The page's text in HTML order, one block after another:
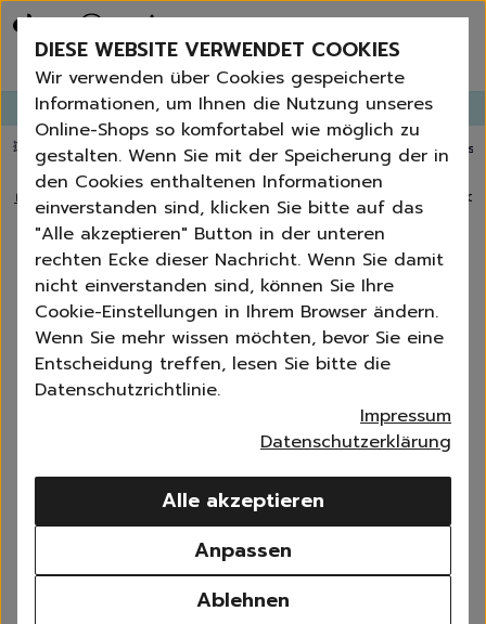
Bestseller
Angebote der Woche
Neu
Essentials für dein Zuhause
Universal & Ökoprodukte
Spring by Jenna
Sets
Reiniger
Küche
Bad | WC
Fenster | Glas | Spiegel
Möbelreiniger
Bodenreiniger
Wischmopps | Besen |
Außenreiniger
Bürsten
Zubehör
Nature All - Öko Reinigung
Waschen
Weißwäsche
Buntwäsche
Schwarzwäsche
Sportwäsche
Erneut bestellen
GANGLETTERabonnieren undbis zu 30%Rabatt erhalten!
💥 Fugenbürste gratis ab 60 € Bestellwert⭐️ 4,8 TrustPilot score📦
🏠 › Sprühen mit Stil: 5 clevere Wege, cleangang-
Sprühen mit Stil: 5 clevere Wege,
cleangang-Produkte kreativ
einzusetzen
Catrin Jungs-Ziecik 11-04-2025
DIESE WEBSITE VERWENDET COOKIES
Wir verwenden über Cookies gespeicherte
Informationen, um Ihnen die Nutzung unseres
Online-Shops so komfortabel wie möglich zu
gestalten. Wenn Sie mit der Speicherung der in
den Cookies enthaltenen Informationen
einverstanden sind, klicken Sie bitte auf das
"Alle akzeptieren" Button in der unteren
rechten Ecke dieser Nachricht. Wenn Sie damit
nicht einverstanden sind, können Sie Ihre
Cookie-Einstellungen in Ihrem Browser ändern.
Wenn Sie mehr wissen möchten, bevor Sie eine
Entscheidung treffen, lesen Sie bitte die
Datenschutzrichtlinie.
Impressum
Datenschutzerklärung
Ablehnen
Anpassen
Alle akzeptieren